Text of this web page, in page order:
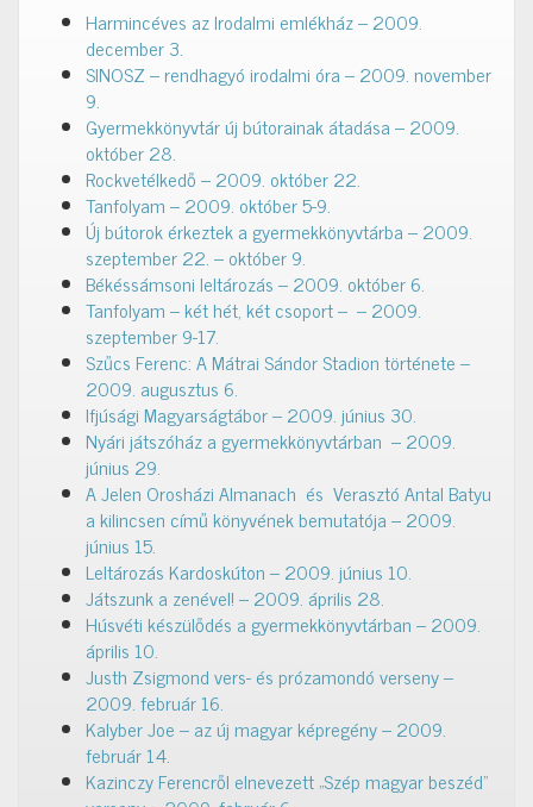
Harmincéves az Irodalmi emlékház – 2009.
december 3.
SINOSZ – rendhagyó irodalmi óra – 2009. november
9.
Gyermekkönyvtár új bútorainak átadása – 2009.
október 28.
Rockvetélkedő – 2009. október 22.
Tanfolyam – 2009. október 5-9.
Új bútorok érkeztek a gyermekkönyvtárba – 2009.
szeptember 22. – október 9.
Békéssámsoni leltározás – 2009. október 6.
Tanfolyam – két hét, két csoport – – 2009.
szeptember 9-17.
Szűcs Ferenc: A Mátrai Sándor Stadion története –
2009. augusztus 6.
Ifjúsági Magyarságtábor – 2009. június 30.
Nyári játszóház a gyermekkönyvtárban – 2009.
június 29.
A Jelen Orosházi Almanach és Verasztó Antal Batyu
a kilincsen című könyvének bemutatója – 2009.
június 15.
Leltározás Kardoskúton – 2009. június 10.
Játszunk a zenével! – 2009. április 28.
Húsvéti készülődés a gyermekkönyvtárban – 2009.
április 10.
Justh Zsigmond vers- és prózamondó verseny –
2009. február 16.
Kalyber Joe – az új magyar képregény – 2009.
február 14.
Kazinczy Ferencről elnevezett „Szép magyar beszéd”